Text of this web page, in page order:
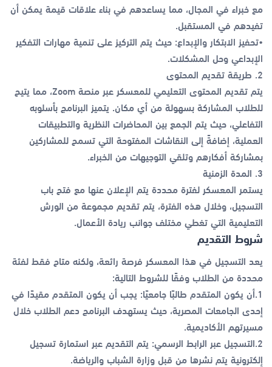
مع خبراء في المجال، مما يساعدهم في بناء علاقات قيمة يمكن أن
تفيدهم في المستقبل.
•تحفيز الابتكار والإبداع: حيث يتم التركيز على تنمية مهارات التفكير
الإبداعي وحل المشكلات.
2. طريقة تقديم المحتوى
يتم تقديم المحتوى التعليمي للمعسكر عبر منصة Zoom، مما يتيح
للطلاب المشاركة بسهولة من أي مكان. يتميز البرنامج بأسلوبه
التفاعلي، حيث يتم الجمع بين المحاضرات النظرية والتطبيقات
العملية، إضافةً إلى النقاشات المفتوحة التي تسمح للمشاركين
بمشاركة أفكارهم وتلقي التوجيهات من الخبراء.
3. المدة الزمنية
يستمر المعسكر لفترة محددة يتم الإعلان عنها مع فتح باب
التسجيل، وخلال هذه الفترة، يتم تقديم مجموعة من الورش
التعليمية التي تغطي مختلف جوانب ريادة الأعمال.
شروط التقديم
يعد التسجيل في هذا المعسكر فرصة رائعة، ولكنه متاح فقط لفئة
محددة من الطلاب وفقًا للشروط التالية:
1.أن يكون المتقدم طالبًا جامعيًا: يجب أن يكون المتقدم مقيدًا في
إحدى الجامعات المصرية، حيث يستهدف البرنامج دعم الطلاب خلال
مسيرتهم الأكاديمية.
2.التسجيل عبر الرابط الرسمي: يتم التقديم عبر استمارة تسجيل
إلكترونية يتم نشرها من قبل وزارة الشباب والرياضة.